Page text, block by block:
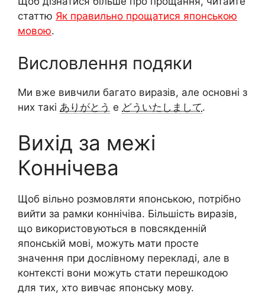
статтю Як правильно прощатися японською
мовою.
Висловлення подяки
Ми вже вивчили багато виразів, але основні з
них такі ありがとう e どういたしまして.
Вихід за межі
Коннічева
Щоб вільно розмовляти японською, потрібно
вийти за рамки коннічіва. Більшість виразів,
що використовуються в повсякденній
японській мові, можуть мати просте
значення при дослівному перекладі, але в
контексті вони можуть стати перешкодою
для тих, хто вивчає японську мову.